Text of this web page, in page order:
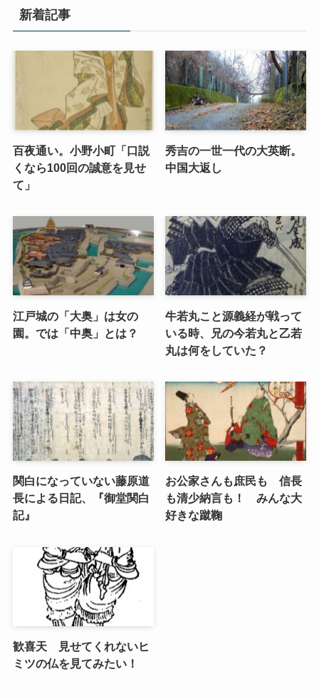
新着記事
百夜通い。小野小町「口説
くなら100回の誠意を見せ
て」
秀吉の一世一代の大英断。
中国大返し
江戸城の「大奥」は女の
園。では「中奥」とは？
牛若丸こと源義経が戦って
いる時、兄の今若丸と乙若
丸は何をしていた？
関白になっていない藤原道
長による日記、『御堂関白
記』
お公家さんも庶民も 信長
も清少納言も！ みんな大
好きな蹴鞠
歓喜天 見せてくれないヒ
ミツの仏を見てみたい！